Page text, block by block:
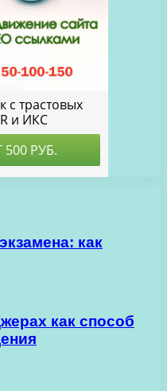
как
как способ